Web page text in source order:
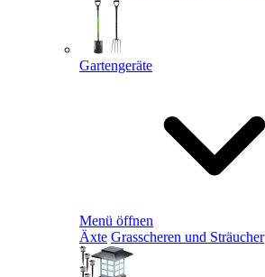
Gartengeräte
Menü öffnen
Äxte Grasscheren und Sträucher